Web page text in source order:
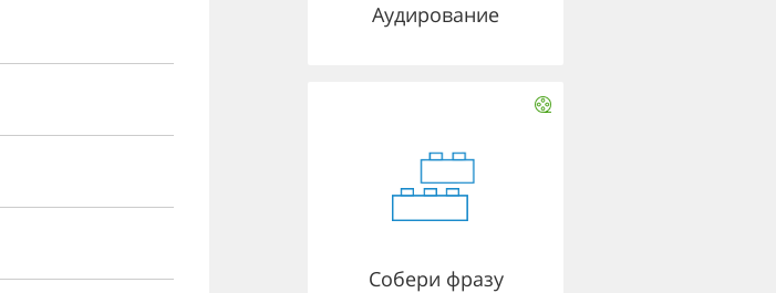
Аудирование
Собери фразу